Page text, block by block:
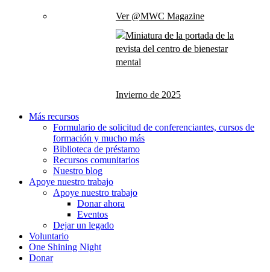
Ver @MWC Magazine
Invierno de 2025
Más recursos
Formulario de solicitud de conferenciantes, cursos de
formación y mucho más
Biblioteca de préstamo
Recursos comunitarios
Nuestro blog
Apoye nuestro trabajo
Apoye nuestro trabajo
Donar ahora
Eventos
Dejar un legado
Voluntario
One Shining Night
Donar